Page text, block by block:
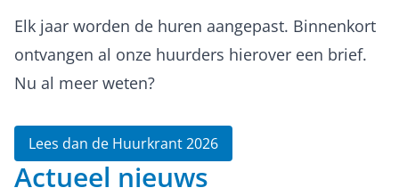
Elk jaar worden de huren aangepast. Binnenkort
ontvangen al onze huurders hierover een brief.
Nu al meer weten?
Lees dan de Huurkrant 2026
Actueel nieuws